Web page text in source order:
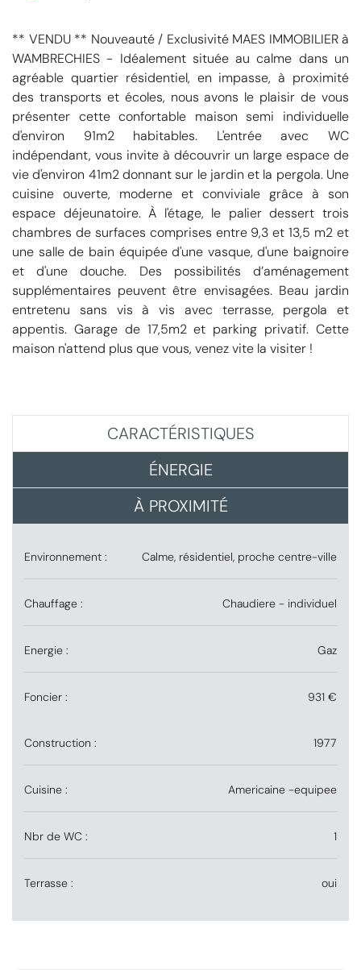
** VENDU ** Nouveauté / Exclusivité MAES IMMOBILIER à
WAMBRECHIES - Idéalement située au calme dans un
agréable quartier résidentiel, en impasse, à proximité
des transports et écoles, nous avons le plaisir de vous
présenter cette confortable maison semi individuelle
d'environ 91m2 habitables. L'entrée avec WC
indépendant, vous invite à découvrir un large espace de
vie d'environ 41m2 donnant sur le jardin et la pergola. Une
cuisine ouverte, moderne et conviviale grâce à son
espace déjeunatoire. À l'étage, le palier dessert trois
chambres de surfaces comprises entre 9,3 et 13,5 m2 et
une salle de bain équipée d'une vasque, d'une baignoire
et d'une douche. Des possibilités d’aménagement
supplémentaires peuvent être envisagées. Beau jardin
entretenu sans vis à vis avec terrasse, pergola et
appentis. Garage de 17,5m2 et parking privatif. Cette
maison n'attend plus que vous, venez vite la visiter !
CARACTÉRISTIQUES
ÉNERGIE
À PROXIMITÉ
Environnement : Calme, résidentiel, proche centre-ville
Chauffage : Chaudiere - individuel
Energie : Gaz
Foncier : 931 €
Construction : 1977
Cuisine : Americaine -equipee
Nbr de WC : 1
Terrasse : oui